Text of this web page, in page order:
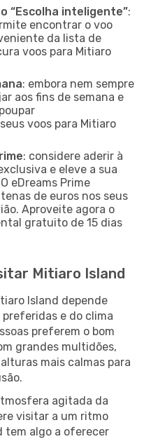
“Escolha inteligente”:
encontrar o voo
da lista de
voos para Mitiaro
: embora nem sempre
aos fins de semana e
voos para Mitiaro
: considere aderir à
e eleve a sua
eDreams Prime
de euros nos seus
Aproveite agora o
gratuito de 15 dias
Mitiaro Island
Island depende
e do clima
preferem o bom
grandes multidões,
mais calmas para
agitada da
visitar a um ritmo
tem algo a oferecer